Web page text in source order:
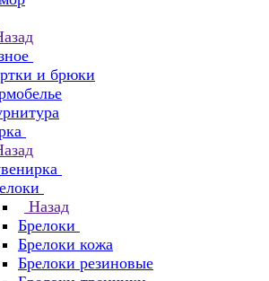
и брюки
Назад
Брелоки
Брелоки кожа
Брелоки резиновые